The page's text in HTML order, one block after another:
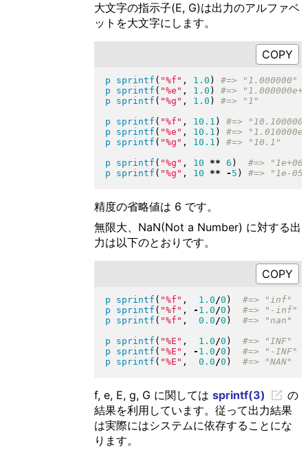
大文字の指示子(E, G)は出力のアルファベ
ットを大文字にします。
p sprintf ( "%f " , 1.0 )
p
sprintf ( "%e " , 1.0 )
p
sprintf ( "%g " , 1.0 )
p
sprintf ( "%f " , 10.1 )
p
sprintf ( "%e " , 10.1 )
p
sprintf ( "%g " , 10.1 )
p
sprintf ( "%g " , 10 ** 6 )
p
sprintf ( "%g " , 10 ** - 5 )
精度の省略値は 6 です。
無限大、NaN(Not a Number) に対する出
力は以下のとおりです。
p sprintf ( "%f " , 1.0/0 )
p
sprintf ( "%f " , - 1.0/0 )
p
sprintf ( "%f " , 0.0/0 )
p
sprintf ( "%E " , 1.0/0 )
p
sprintf ( "%E " , - 1.0/0 )
p
sprintf ( "%E " , 0.0/0 )
f, e, E, g, G に関しては sprintf(3)
の
結果を利用しています。従って出力結果
は実際にはシステムに依存することにな
ります。